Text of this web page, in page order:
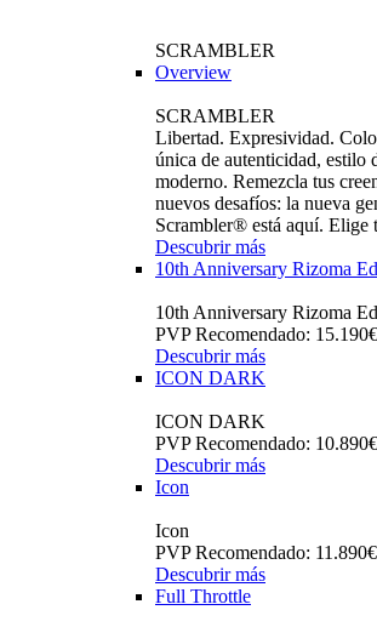
SCRAMBLER
Overview
SCRAMBLER
Libertad. Expresividad.
única de autenticidad, estilo
moderno. Remezcla tus
nuevos desafíos: la nueva
Scrambler® está aquí. Elige
Descubrir más
10th Anniversary Rizoma
10th Anniversary Rizoma
PVP Recomendado:
Descubrir más
ICON DARK
ICON DARK
PVP Recomendado:
Descubrir más
Icon
Icon
PVP Recomendado:
Descubrir más
Full Throttle